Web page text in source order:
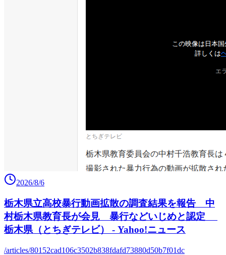
2026/8/6
栃木県立高校暴行動画拡散の調査結果を報告 中
村栃木県教育長が会見 暴行などいじめと認定
栃木県（とちぎテレビ） - Yahoo!ニュース
/articles/80152cad106c3502b838fdafd73880d50b7f01dc